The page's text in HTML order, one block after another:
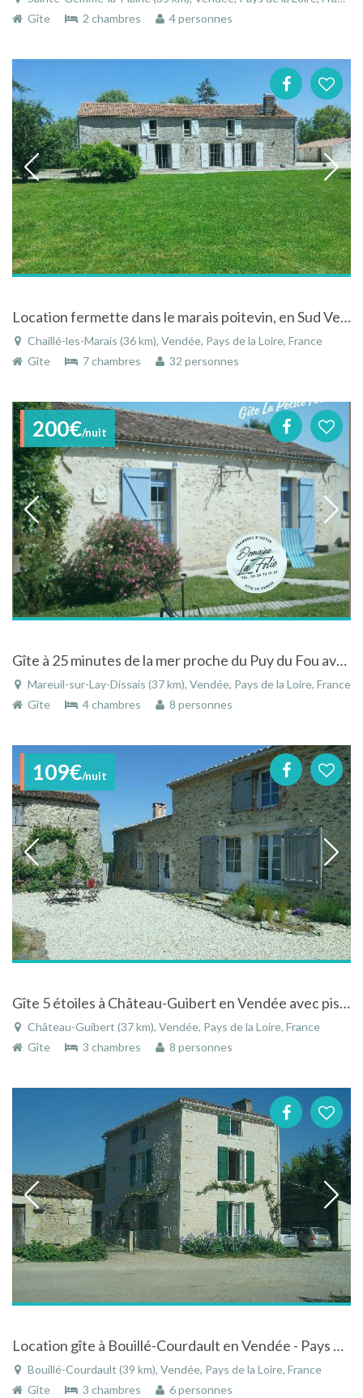
Gîte
2 chambres 4 personnes
Location fermette dans le marais poitevin, en Sud Vendée (Pays de la Loire) pour 24 à 32 personnes
Chaillé-les-Marais (36 km), Vendée, Pays de la Loire, France
Gîte
7 chambres 32 personnes
200€/nuit
Gîte à 25 minutes de la mer proche du Puy du Fou avec piscine couverte en Vendée
Mareuil-sur-Lay-Dissais (37 km), Vendée, Pays de la Loire, France
Gîte
4 chambres 8 personnes
109€/nuit
Gîte 5 étoiles à Château-Guibert en Vendée avec piscine chauffée privée
Château-Guibert (37 km), Vendée, Pays de la Loire, France
Gîte
3 chambres 8 personnes
Location gîte à Bouillé-Courdault en Vendée - Pays de la Loire sur le port de Courdault
Bouillé-Courdault (39 km), Vendée, Pays de la Loire, France
Gîte
3 chambres 6 personnes